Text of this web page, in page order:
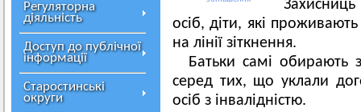
Регуляторна
діяльність
Доступ до публічної
інформації
Старостинські
округи
осіб, діти, які
на лінії зіткнення.
Батьки самі обирають
серед тих, що уклали
осіб з інвалідністю.